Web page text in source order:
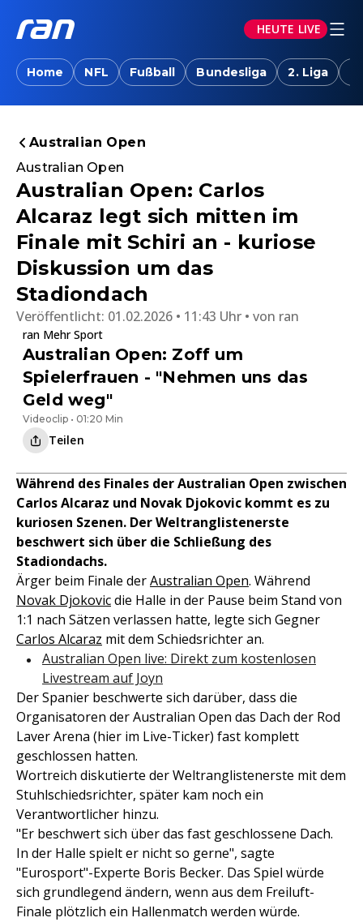
HEUTE LIVE
Home NFL Fußball Bundesliga 2. Liga
Australian Open
Australian Open
Australian Open: Carlos
Alcaraz legt sich mitten im
Finale mit Schiri an - kuriose
Diskussion um das
Stadiondach
Veröffentlicht: 01.02.2026 • 11:43 Uhr von ran
ran Mehr Sport
Australian Open: Zoff um
Spielerfrauen - "Nehmen uns das
Geld weg"
Videoclip • 01:20 Min
Teilen
Während des Finales der Australian Open zwischen
Carlos Alcaraz und Novak Djokovic kommt es zu
kuriosen Szenen. Der Weltranglistenerste
beschwert sich über die Schließung des
Stadiondachs.
Ärger beim Finale derAustralian Open. Während
Novak Djokovicdie Halle in der Pause beim Stand von
1:1 nach Sätzen verlassen hatte, legte sich Gegner
Carlos Alcaraz mit dem Schiedsrichter an.
Australian Open live: Direkt zum kostenlosen
Livestream auf Joyn
Der Spanier beschwerte sich darüber, dass die
Organisatoren der Australian Open das Dach der Rod
Laver Arena (hier im Live-Ticker) fast komplett
geschlossen hatten.
Wortreich diskutierte der Weltranglistenerste mit dem
Stuhlschiedsrichter, später kam noch ein
Verantwortlicher hinzu.
"Er beschwert sich über das fast geschlossene Dach.
In der Halle spielt er nicht so gerne", sagte
"Eurosport"-Experte Boris Becker. Das Spiel würde
sich grundlegend ändern, wenn aus dem Freiluft-
Finale plötzlich ein Hallenmatch werden würde.